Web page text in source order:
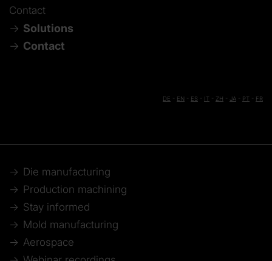
Contact
Solutions
Contact
DE EN ES IT ZH JA PT FR
Die manufacturing
Production machining
Stay informed
Mold manufacturing
Aerospace